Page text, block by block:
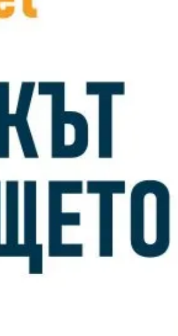
AI агентите на
бизнес
Вече няма нужда
боравенето с ERP
възложенията им –
Прочети повече